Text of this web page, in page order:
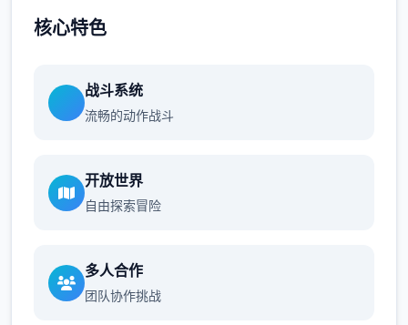
核心特色
战斗系统
流畅的动作战斗
开放世界
自由探索冒险
多人合作
团队协作挑战